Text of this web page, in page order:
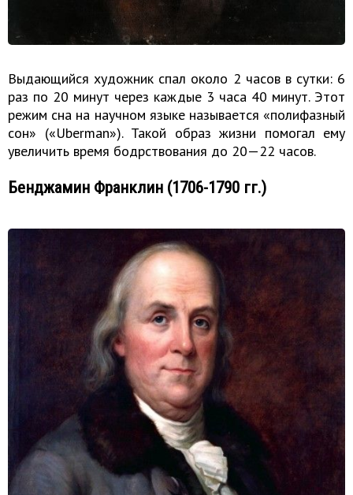
Выдающийся художник спал около 2 часов в сутки: 6
раз по 20 минут через каждые 3 часа 40 минут. Этот
режим сна на научном языке называется «полифазный
сон» («Uberman»). Такой образ жизни помогал ему
увеличить время бодрствования до 20—22 часов.
Бенджамин Франклин (1706-1790 гг.)